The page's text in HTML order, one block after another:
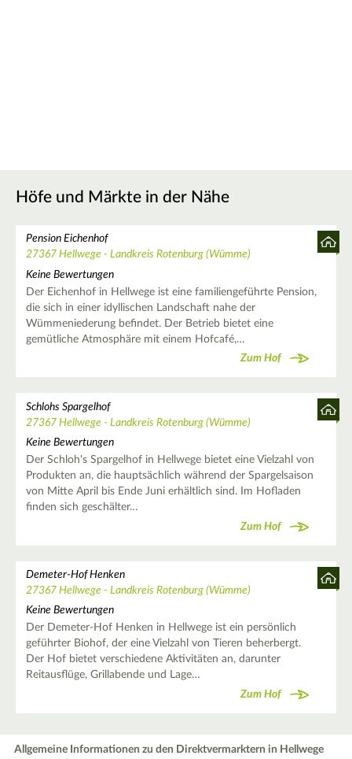
Höfe und Märkte in der Nähe
Pension Eichenhof
27367 Hellwege - Landkreis Rotenburg (Wümme)
Keine Bewertungen
Der Eichenhof in Hellwege ist eine familiengeführte Pension,
die sich in einer idyllischen Landschaft nahe der
Wümmeniederung befindet. Der Betrieb bietet eine
gemütliche Atmosphäre mit einem Hofcafé,…
Zum Hof
Schlohs Spargelhof
27367 Hellwege - Landkreis Rotenburg (Wümme)
Keine Bewertungen
Der Schloh's Spargelhof in Hellwege bietet eine Vielzahl von
Produkten an, die hauptsächlich während der Spargelsaison
von Mitte April bis Ende Juni erhältlich sind. Im Hofladen
finden sich geschälter…
Zum Hof
Demeter-Hof Henken
27367 Hellwege - Landkreis Rotenburg (Wümme)
Keine Bewertungen
Der Demeter-Hof Henken in Hellwege ist ein persönlich
geführter Biohof, der eine Vielzahl von Tieren beherbergt.
Der Hof bietet verschiedene Aktivitäten an, darunter
Reitausflüge, Grillabende und Lage…
Zum Hof
Allgemeine Informationen zu den Direktvermarktern in Hellwege